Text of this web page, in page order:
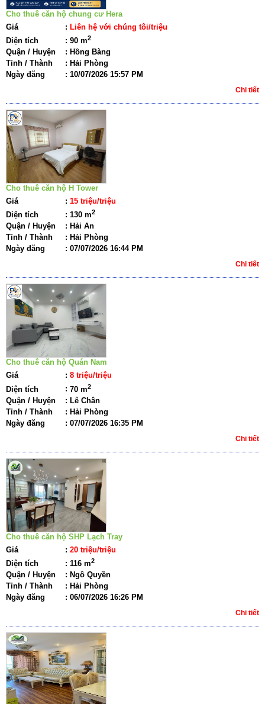
Cho thuê căn hộ chung cư Hera
Giá
: Liên hệ với chúng tôi/triệu
Diện tích
: 90 m2
Quận / Huyện : Hồng Bàng
Tỉnh / Thành
: Hải Phòng
Ngày đăng
: 10/07/2026 15:57 PM
Chi tiết
Cho thuê căn hộ H Tower
Giá
: 15 triệu/triệu
Diện tích
: 130 m2
Quận / Huyện : Hải An
Tỉnh / Thành
: Hải Phòng
Ngày đăng
: 07/07/2026 16:44 PM
Chi tiết
Cho thuê căn hộ Quán Nam
Giá
: 8 triệu/triệu
Diện tích
: 70 m2
Quận / Huyện : Lê Chân
Tỉnh / Thành
: Hải Phòng
Ngày đăng
: 07/07/2026 16:35 PM
Chi tiết
Cho thuê căn hộ SHP Lạch Tray
Giá
: 20 triệu/triệu
Diện tích
: 116 m2
Quận / Huyện : Ngô Quyền
Tỉnh / Thành
: Hải Phòng
Ngày đăng
: 06/07/2026 16:26 PM
Chi tiết